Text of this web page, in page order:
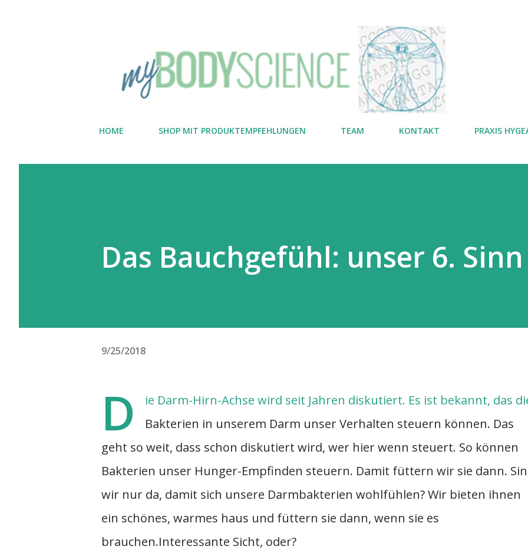
HOME SHOP MIT PRODUKTEMPFEHLUNGEN TEAM KONTAKT PRAXIS
Das Bauchgefühl: unser 6. Sinn
9/25/2018
D ie Darm-Hirn-Achse wird seit Jahren diskutiert. Es ist bekannt, das
Bakterien in unserem Darm unser Verhalten steuern können. Das
geht so weit, dass schon diskutiert wird, wer hier wenn steuert. So können
Bakterien unser Hunger-Empfinden steuern. Damit füttern wir sie dann.
wir nur da, damit sich unsere Darmbakterien wohlfühlen? Wir bieten ihnen
ein schönes, warmes haus und füttern sie dann, wenn sie es
brauchen.Interessante Sicht, oder?